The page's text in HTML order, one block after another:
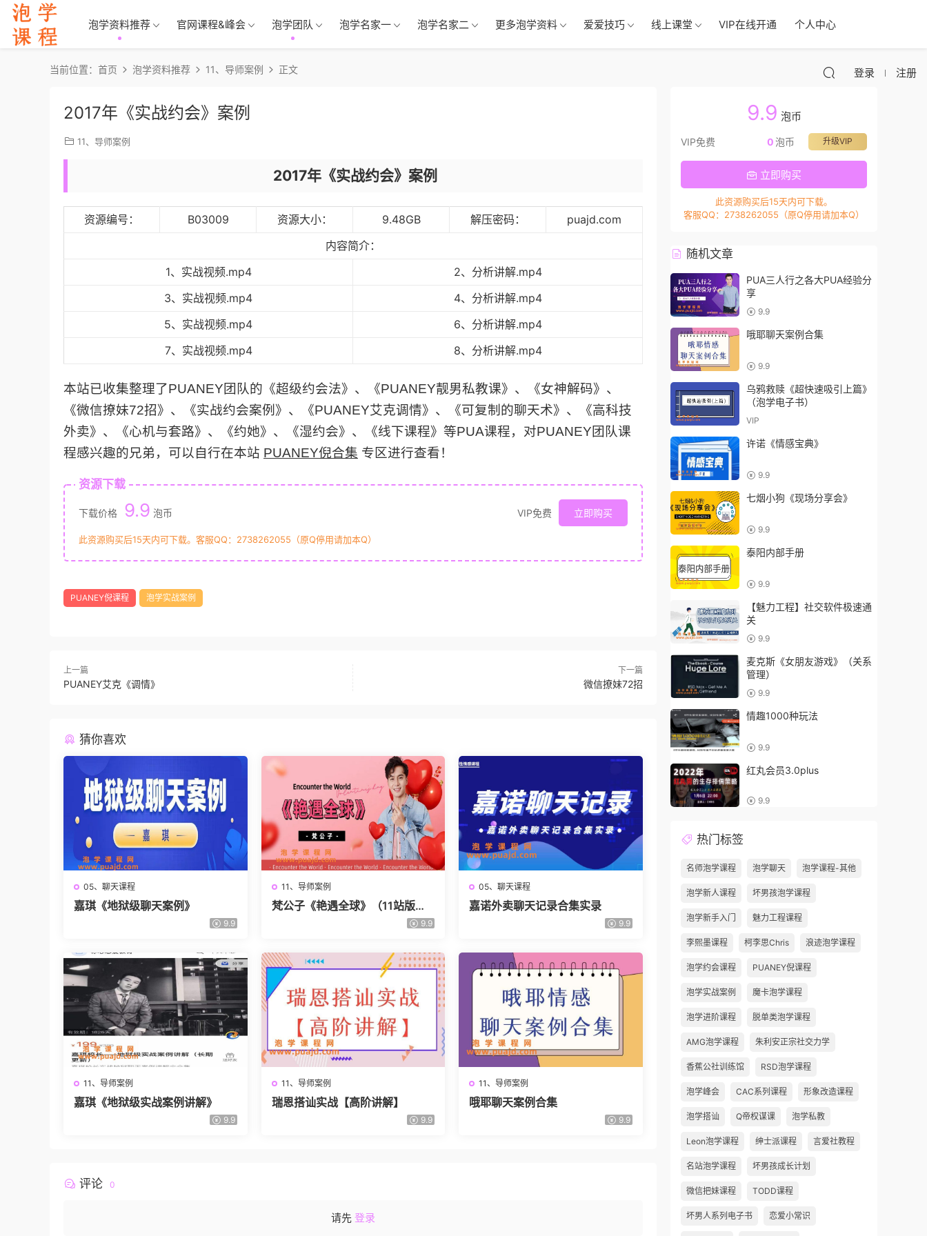
泡学资料推荐 官网课程&峰会 泡学团队 泡学名家一 泡学名家二 更多泡学资料 爱爱技巧 线上课堂 VIP在线开通 个人中心
登录 注册
当前位置： 首页 泡学资料推荐 11、导师案例 正文
2017年《实战约会》案例
11、导师案例
2017年《实战约会》案例
资源编号： B03009 资源大小： 9.48GB 解压密码：
puajd.com
内容简介：
1、实战视频.mp4
2、分析讲解.mp4
3、实战视频.mp4
4、分析讲解.mp4
5、实战视频.mp4
6、分析讲解.mp4
7、实战视频.mp4
8、分析讲解.mp4
本站已收集整理了PUANEY团队的《超级约会法》、《PUANEY靓男私教课》、《女神解码》、
《微信撩妹72招》、《实战约会案例》、《PUANEY艾克调情》、《可复制的聊天术》、《高科技
外卖》、《心机与套路》、《约她》、《湿约会》、《线下课程》等PUA课程，对PUANEY团队课
程感兴趣的兄弟，可以自行在本站 PUANEY倪合集 专区进行查看！
资源下载
下载价格 9.9 泡币 VIP免费 立即购买
此资源购买后15天内可下载。客服QQ：2738262055（原Q停用请加本Q）
PUANEY倪课程 泡学实战案例
上一篇
PUANEY艾克《调情》
下一篇
微信撩妹72招
猜你喜欢
05、聊天课程
嘉琪《地狱级聊天案例》
9.9
11、导师案例
梵公子《艳遇全球》（11站版
9.9
05、聊天课程
嘉诺外卖聊天记录合集实录
9.9
11、导师案例
嘉琪《地狱级实战案例讲解》
9.9
11、导师案例
瑞恩搭讪实战【高阶讲解】
9.9
11、导师案例
哦耶聊天案例合集
9.9
评论 0
请先 登录
9.9 泡币
VIP免费 升级VIP
0泡币
立即购买
此资源购买后15天内可下载。
客服QQ：2738262055（原Q停用请加本Q）
随机文章
PUA三人行之各大PUA经验分
享
9.9
哦耶聊天案例合集
9.9
乌鸦救赎《超快速吸引上篇》
（泡学电子书）
VIP
许诺《情感宝典》
9.9
七烟小狗《现场分享会》
9.9
泰阳内部手册
9.9
【魅力工程】社交软件极速通
关
9.9
麦克斯《女朋友游戏》（关系
管理）
9.9
情趣1000种玩法
9.9
红丸会员3.0plus
9.9
热门标签
名师泡学课程 泡学聊天 泡学课程-其他
泡学新人课程 坏男孩泡学课程
泡学新手入门 魅力工程课程
李熙墨课程 柯李思Chris 浪迹泡学课程
泡学约会课程 PUANEY倪课程
泡学实战案例 魔卡泡学课程
泡学进阶课程 脱单类泡学课程
AMG泡学课程 朱利安正宗社交力学
香蕉公社训练馆 RSD泡学课程
泡学峰会 CAC系列课程 形象改造课程
泡学搭讪 Q帝权谋课 泡学私教
Leon泡学课程 绅士派课程 言爱社教程
名站泡学课程 坏男孩成长计划
微信把妹课程 TODD课程
坏男人系列电子书 恋爱小常识